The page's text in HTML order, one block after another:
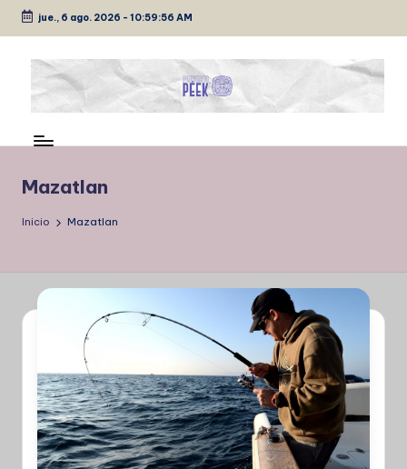
Saltar
contenido
jue., 6 ago. 2026 - 10:59:56 AM
E
K
de
Mazatlan
Inicio Mazatlan